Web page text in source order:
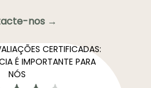
nos →
CERTIFICADAS:
É IMPORTANTE PARA
NÓS